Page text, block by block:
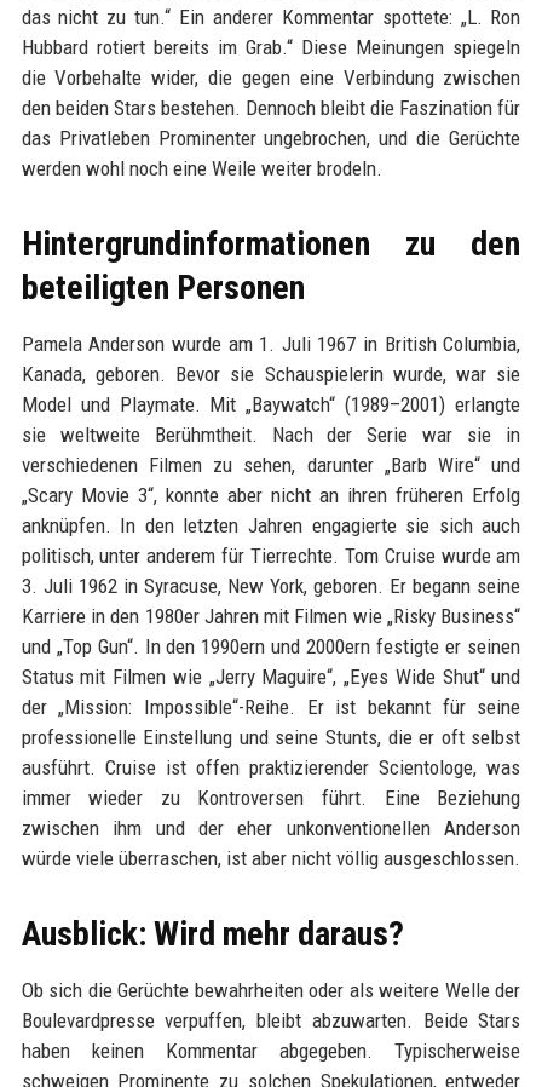
das nicht zu tun.“ Ein anderer Kommentar spottete: „L. Ron
Hubbard rotiert bereits im Grab.“ Diese Meinungen spiegeln
die Vorbehalte wider, die gegen eine Verbindung zwischen
den beiden Stars bestehen. Dennoch bleibt die Faszination für
das Privatleben Prominenter ungebrochen, und die Gerüchte
werden wohl noch eine Weile weiter brodeln.
Hintergrundinformationen zu den
beteiligten Personen
Pamela Anderson wurde am 1. Juli 1967 in British Columbia,
Kanada, geboren. Bevor sie Schauspielerin wurde, war sie
Model und Playmate. Mit „Baywatch“ (1989–2001) erlangte
sie weltweite Berühmtheit. Nach der Serie war sie in
verschiedenen Filmen zu sehen, darunter „Barb Wire“ und
„Scary Movie 3“, konnte aber nicht an ihren früheren Erfolg
anknüpfen. In den letzten Jahren engagierte sie sich auch
politisch, unter anderem für Tierrechte. Tom Cruise wurde am
3. Juli 1962 in Syracuse, New York, geboren. Er begann seine
Karriere in den 1980er Jahren mit Filmen wie „Risky Business“
und „Top Gun“. In den 1990ern und 2000ern festigte er seinen
Status mit Filmen wie „Jerry Maguire“, „Eyes Wide Shut“ und
der „Mission: Impossible“-Reihe. Er ist bekannt für seine
professionelle Einstellung und seine Stunts, die er oft selbst
ausführt. Cruise ist offen praktizierender Scientologe, was
immer wieder zu Kontroversen führt. Eine Beziehung
zwischen ihm und der eher unkonventionellen Anderson
würde viele überraschen, ist aber nicht völlig ausgeschlossen.
Ausblick: Wird mehr daraus?
Ob sich die Gerüchte bewahrheiten oder als weitere Welle der
Boulevardpresse verpuffen, bleibt abzuwarten. Beide Stars
haben keinen Kommentar abgegeben. Typischerweise
schweigen Prominente zu solchen Spekulationen, entweder